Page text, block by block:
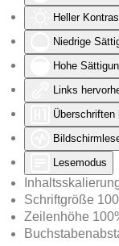
Heller
Niedrige
Hohe
Links
Überschriften
Lesemodus
Schriftgröße 100
Zeilenhöhe 100